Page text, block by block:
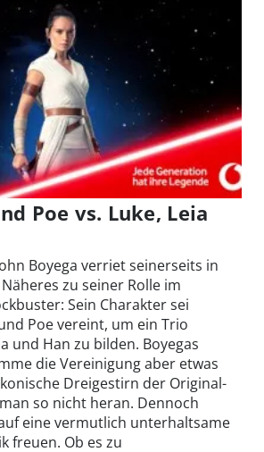
Poe vs. Luke, Leia
Boyega verriet seinerseits in
zu seiner Rolle im
Sein Charakter sei
Poe vereint, um ein Trio
und Han zu bilden. Boyegas
die Vereinigung aber etwas
Dreigestirn der Original-
so nicht heran. Dennoch
eine vermutlich unterhaltsame
freuen. Ob es zu